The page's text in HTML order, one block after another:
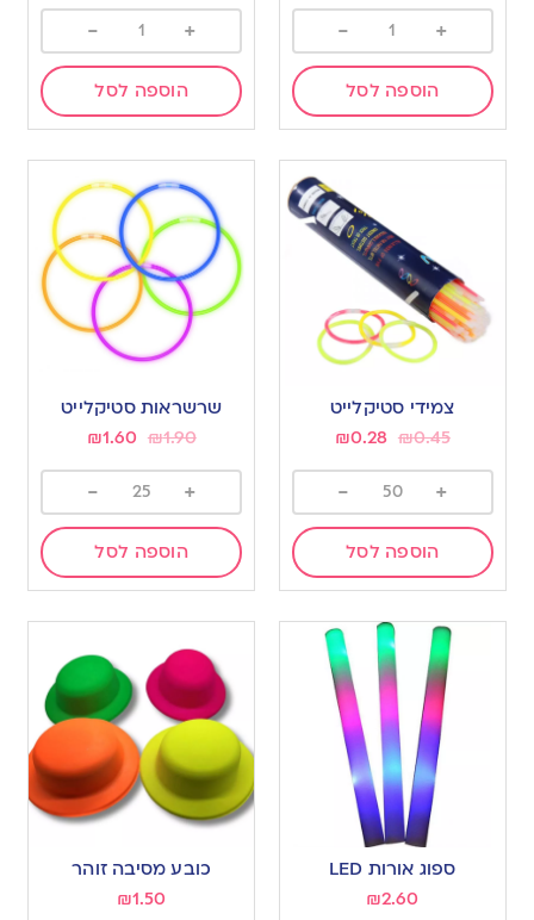
+
-
הוספה לסל
+
-
הוספה לסל
צמידי סטיקלייט
₪0.45
₪0.28
+
-
הוספה לסל
שרשראות סטיקלייט
₪1.90
₪1.60
+
-
הוספה לסל
ספוג אורות LED
₪2.60
כובע מסיבה זוהר
₪1.50